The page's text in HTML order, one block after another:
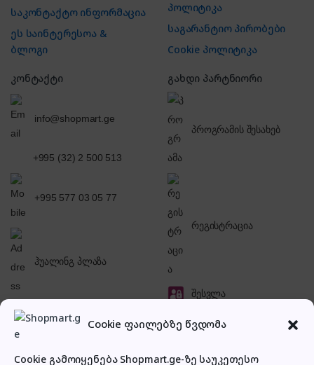
Cookie ფაილებზე წვდომა
Cookie გამოიყენება Shopmart.ge-ზე საუკეთესო
საკონტაქტო ინფორმაცია
ეს საინტერესოა &
ბლოგი
პოლიტიკა
საგარანტიო პირობები
Cookie პოლიტიკა
კონტაქტი
info@shopmart.ge
+995 (32) 2 500 513
+995 577 03 05 77
ჰუალინგ პლაზა
გახდი პარტნიორი
პროგრამის შესახებ
რეგისტრაცია
შესვლა